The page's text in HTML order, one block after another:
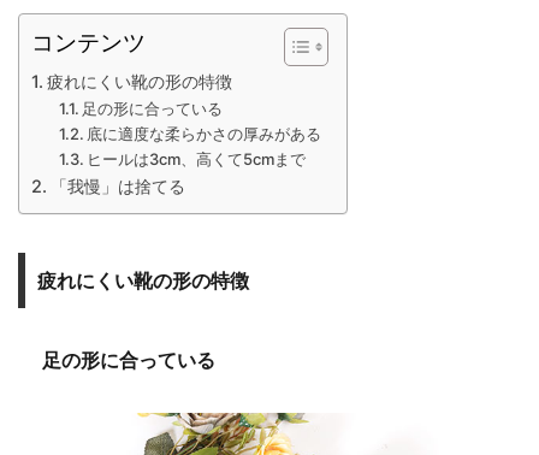
コンテンツ
疲れにくい靴の形の特徴
足の形に合っている
底に適度な柔らかさの厚みがある
ヒールは3cm、高くて5cmまで
「我慢」は捨てる
疲れにくい靴の形の特徴
足の形に合っている